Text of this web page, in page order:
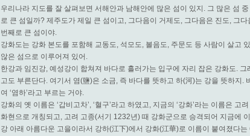
우리나라 지도를 잘 살펴보면 서해안과 남해안에 많은 섬이 있지. 그 많은 섬
로 큰 섬일까? 제주도가 제일 큰 섬이고, 그다음이 거제도, 그다음은 진도, 그다
번째로 큰 섬이야.
강화도는 강화 본도를 포함해 교동도, 석모도, 볼음도, 주문도 등 사람이 살고
않은 섬으로 이루어져 있어.
한강과 임진강, 예성강이 합쳐져 바다로 흘러가는 입구에 자리 잡은 강화도. 그
고도 부른단다. 여기서 염(鹽)은 소금, 즉 바다를 뜻하고 하(河)는 강을 뜻하지.
여 ‘염하’라고 부르는 거야.
강화의 옛 이름은 ‘갑비고차’, ‘혈구’라고 하였고, 지금의 ‘강화’라는 이름은 고
화현으로 개칭되고, 고려 고종(서기 1232년) 때 강화군으로 승격되어 지금에
강 아래 아름다운 고을이라서 강하(江下)에서 강화(江華)로 이름이 붙여졌다